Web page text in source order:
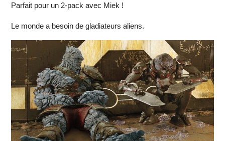
Parfait pour un 2-pack avec Miek !
Le monde a besoin de gladiateurs aliens.